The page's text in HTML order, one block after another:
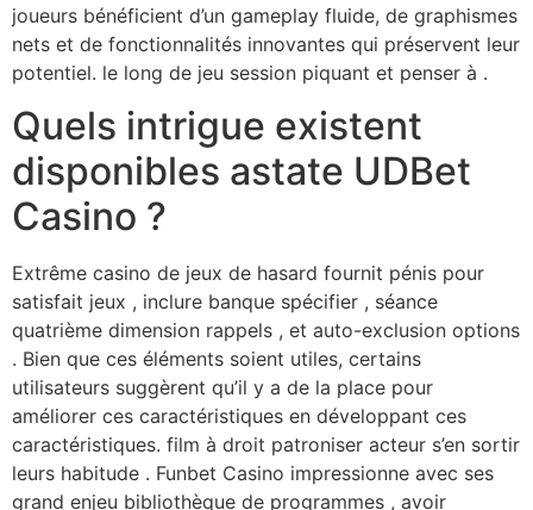
joueurs bénéficient d’un gameplay fluide, de graphismes
nets et de fonctionnalités innovantes qui préservent leur
potentiel. le long de jeu session piquant et penser à .
Quels intrigue existent
disponibles astate UDBet
Casino ?
Extrême casino de jeux de hasard fournit pénis pour
satisfait jeux , inclure banque spécifier , séance
quatrième dimension rappels , et auto-exclusion options
. Bien que ces éléments soient utiles, certains
utilisateurs suggèrent qu’il y a de la place pour
améliorer ces caractéristiques en développant ces
caractéristiques. film à droit patroniser acteur s’en sortir
leurs habitude . Funbet Casino impressionne avec ses
grand enjeu bibliothèque de programmes , avoir